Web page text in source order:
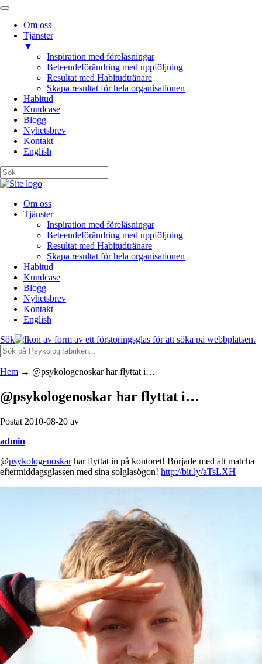
Om oss
Tjänster
▼
Inspiration med föreläsningar
Beteendeförändring med uppföljning
Resultat med Habitudtränare
Skapa resultat för hela organisationen
Habitud
Kundcase
Blogg
Nyhetsbrev
Kontakt
English
Om oss
Tjänster
Inspiration med föreläsningar
Beteendeförändring med uppföljning
Resultat med Habitudtränare
Skapa resultat för hela organisationen
Habitud
Kundcase
Blogg
Nyhetsbrev
Kontakt
English
Sök
Hem → @psykologenoskar har flyttat i…
@psykologenoskar har flyttat i…
Postat 2010-08-20 av
admin
@psykologenoskarhar flyttat in på kontoret! Började med att matcha
eftermiddagsglassen med sina solglasögon! http://bit.ly/aTsLXH